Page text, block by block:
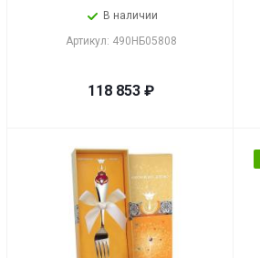
В наличии
Артикул: 490НБ05808
118 853 ₽